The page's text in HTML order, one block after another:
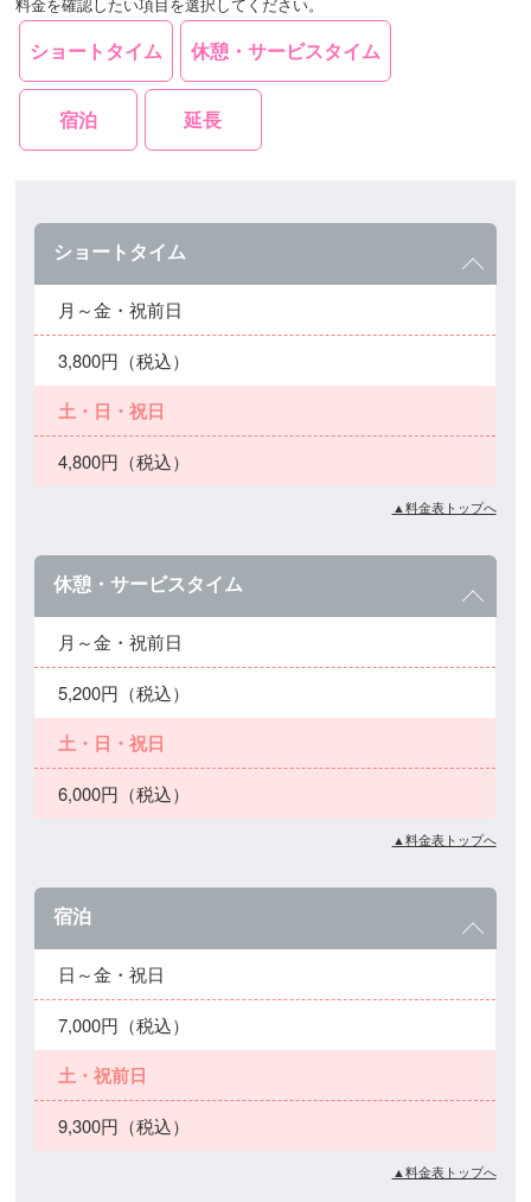
ショートタイム 休憩・サービスタイム
宿泊 延長
ショートタイム
月～金・祝前日
3,800円（税込）
土・日・祝日
4,800円（税込）
▲料金表トップへ
休憩・サービスタイム
月～金・祝前日
5,200円（税込）
土・日・祝日
6,000円（税込）
▲料金表トップへ
宿泊
日～金・祝日
7,000円（税込）
土・祝前日
9,300円（税込）
▲料金表トップへ